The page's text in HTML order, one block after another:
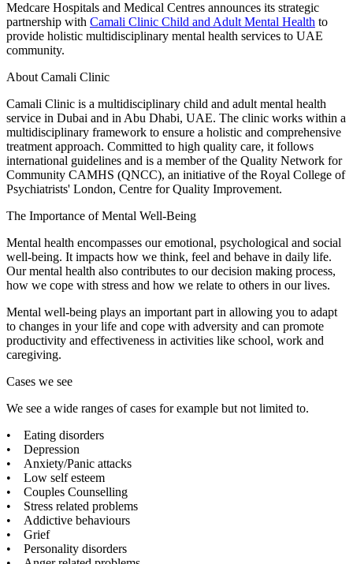
Medcare Hospitals and Medical Centres announces its strategic
partnership with Camali Clinic Child and Adult Mental Health to
provide holistic multidisciplinary mental health services to UAE
community.
About Camali Clinic
Camali Clinic is a multidisciplinary child and adult mental health
service in Dubai and in Abu Dhabi, UAE. The clinic works within a
multidisciplinary framework to ensure a holistic and comprehensive
treatment approach. Committed to high quality care, it follows
international guidelines and is a member of the Quality Network for
Community CAMHS (QNCC), an initiative of the Royal College of
Psychiatrists' London, Centre for Quality Improvement.
The Importance of Mental Well-Being
Mental health encompasses our emotional, psychological and social
well-being. It impacts how we think, feel and behave in daily life.
Our mental health also contributes to our decision making process,
how we cope with stress and how we relate to others in our lives.
Mental well-being plays an important part in allowing you to adapt
to changes in your life and cope with adversity and can promote
productivity and effectiveness in activities like school, work and
caregiving.
Cases we see
We see a wide ranges of cases for example but not limited to.
• Eating disorders
• Depression
• Anxiety/Panic attacks
• Low self esteem
• Couples Counselling
• Stress related problems
• Addictive behaviours
• Grief
• Personality disorders